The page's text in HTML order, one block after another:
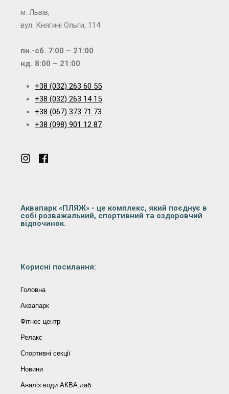
м. Львів,
вул. Княгині Ольги, 114
пн.-сб. 7:00 – 21:00
нд. 8:00 – 21:00
+38 (032) 263 60 55
+38 (032) 263 14 15
+38 (067) 373 71 73
+38 (098) 901 12 87
Аквапарк «ПЛЯЖ» - це комплекс, який поєднує в
собі розважальний, спортивний та оздоровчий
відпочинок.
Корисні посилання:
Головна
Аквапарк
Фітнес-центр
Релакс
Спортивні секції
Новини
Аналіз води АКВА лаб​